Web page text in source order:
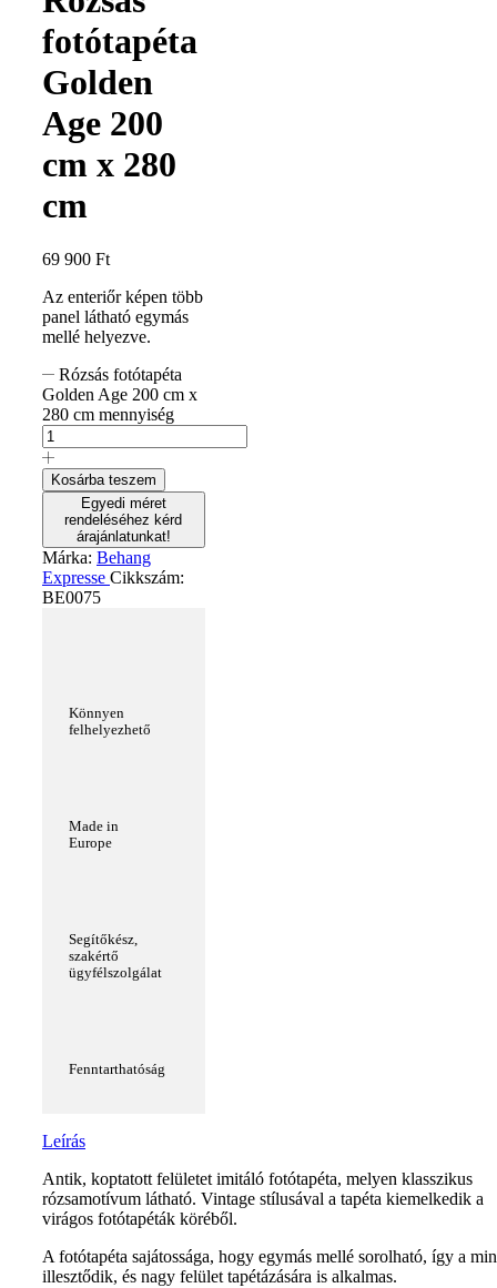
fotótapéta
Golden
Age 200
cm x 280
cm
69 900 Ft
Az enteriőr képen több
panel látható egymás
mellé helyezve.
Rózsás fotótapéta
Golden Age 200 cm x
280 cm mennyiség
Kosárba teszem
Egyedi méret
rendeléséhez kérd
árajánlatunkat!
Márka: Behang
Expresse Cikkszám:
BE0075
Könnyen
felhelyezhető
Made in
Europe
Segítőkész,
szakértő
ügyfélszolgálat
Fenntarthatóság
Leírás
Antik, koptatott felületet imitáló fotótapéta, melyen klasszikus
rózsamotívum látható. Vintage stílusával a tapéta kiemelkedik a
virágos fotótapéták köréből.
A fotótapéta sajátossága, hogy egymás mellé sorolható, így a
illesztődik, és nagy felület tapétázására is alkalmas.